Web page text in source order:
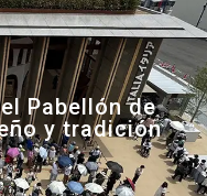
Pabellón de
y tradición